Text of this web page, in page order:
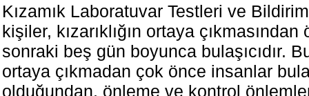
Kızamık Laboratuvar Testleri ve
kişiler, kızarıklığın ortaya
sonraki beş gün boyunca bulaşıcıdır.
ortaya çıkmadan çok önce insanlar
olduğundan, önleme ve kontrol